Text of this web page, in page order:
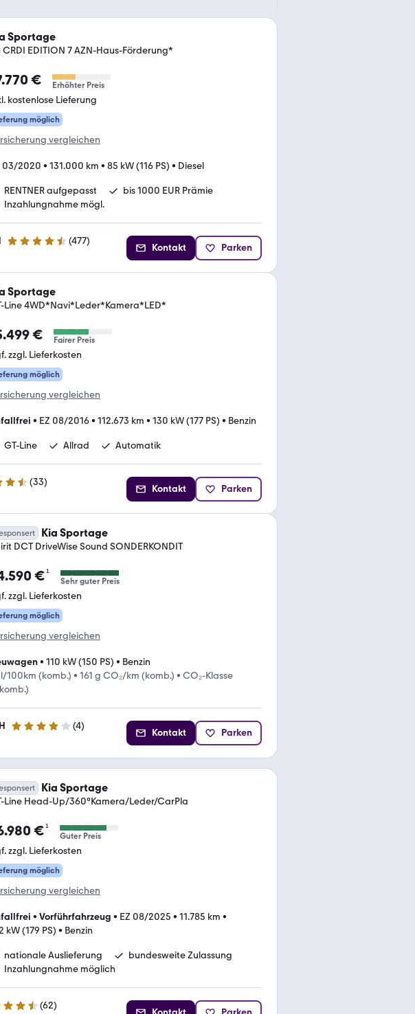
Sportage
CRDI EDITION 7 AZN-Haus-Förderung*
€ Erhöhter Preis
kostenlose Lieferung
möglich
vergleichen
03/2020 • 131.000 km • 85 kW (116 PS) • Diesel
RENTNER aufgepasst
bis 1000 EUR Prämie
Inzahlungnahme mögl.
4.5 Sterne (477)
Kontakt Parken
Sportage
Line 4WD*Navi*Leder*Kamera*LED*
€ Fairer Preis
zzgl. Lieferkosten
möglich
vergleichen
• EZ 08/2016• 112.673 km • 130 kW (177 PS) • Benzin
GT-Line Allrad Automatik
(33)
Kontakt Parken
Kia Sportage
DCT DriveWise Sound SONDERKONDIT
€¹
Sehr guter Preis
zzgl. Lieferkosten
möglich
vergleichen
• 110 kW (150 PS) • Benzin
l/100km (komb.) • 161 g CO₂/km (komb.) • CO₂-Klasse
3.9 Sterne (4)
Kontakt Parken
Kia Sportage
Line Head-Up/360°Kamera/Leder/CarPla
€¹
Guter Preis
zzgl. Lieferkosten
möglich
vergleichen
• Vorführfahrzeug • EZ 08/2025 • 11.785 km •
kW (179 PS) • Benzin
nationale Auslieferung
bundesweite Zulassung
Inzahlungnahme möglich
(62)